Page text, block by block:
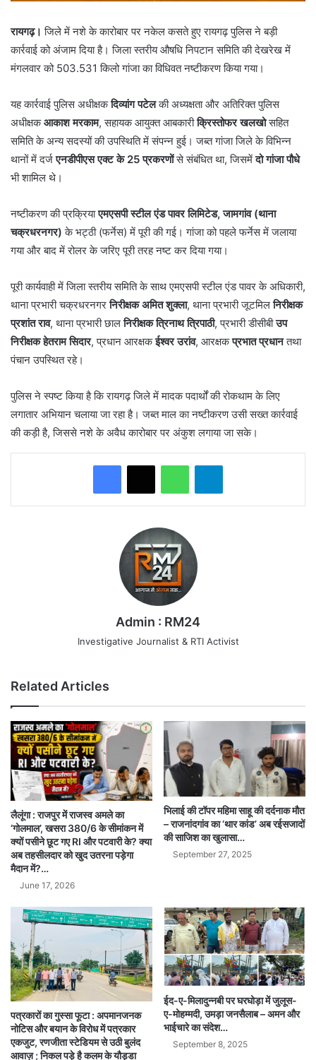
रायगढ़। जिले में नशे के कारोबार पर नकेल कसते हुए रायगढ़ पुलिस ने बड़ी
कार्रवाई को अंजाम दिया है। जिला स्तरीय औषधि निपटान समिति की देखरेख में
मंगलवार को 503.531 किलो गांजा का विधिवत नष्टीकरण किया गया।
यह कार्रवाई पुलिस अधीक्षकदिव्यांग पटेलकी अध्यक्षता और अतिरिक्त पुलिस
अधीक्षकआकाश मरकाम, सहायक आयुक्त आबकारीक्रिस्तोफर खलखोसहित
समिति के अन्य सदस्यों की उपस्थिति में संपन्न हुई। जब्त गांजा जिले के विभिन्न
थानों में दर्जएनडीपीएस एक्ट के 25 प्रकरणोंसे संबंधित था, जिसमेंदो गांजा पौधे
भी शामिल थे।
नष्टीकरण की प्रक्रियाएमएसपी स्टील एंड पावर लिमिटेड, जामगांव (थाना
चक्रधरनगर) के भट्ठी (फर्नेस) में पूरी की गई। गांजा को पहले फर्नेस में जलाया
गया और बाद में रोलर के जरिए पूरी तरह नष्ट कर दिया गया।
पूरी कार्यवाही में जिला स्तरीय समिति के साथ एमएसपी स्टील एंड पावर के अधिकारी,
थाना प्रभारी चक्रधरनगरनिरीक्षक अमित शुक्ला, थाना प्रभारी जूटमिलनिरीक्षक
प्रशांत राव, थाना प्रभारी छालनिरीक्षक त्रिनाथ त्रिपाठी, प्रभारी डीसीबीउप
निरीक्षक हेतराम सिदार, प्रधान आरक्षकईश्वर उरांव, आरक्षकप्रभात प्रधानतथा
पंचान उपस्थित रहे।
पुलिस ने स्पष्ट किया है कि रायगढ़ जिले में मादक पदार्थों की रोकथाम के लिए
लगातार अभियान चलाया जा रहा है। जब्त माल का नष्टीकरण उसी सख्त कार्रवाई
की कड़ी है, जिससे नशे के अवैध कारोबार पर अंकुश लगाया जा सके।
WhatsAppTelegram
Admin : RM24
Investigative Journalist & RTI Activist
Related Articles
लैलूंगा : राजपुर में राजस्व अमले का
‘गोलमाल’, खसरा 380/6 के सीमांकन में
क्यों पसीने छूट गए RI और पटवारी के? क्या
अब तहसीलदार को खुद उतरना पड़ेगा
मैदान में?…
June 17, 2026
भिलाई की टॉपर महिमा साहू की दर्दनाक मौत
– राजनांदगांव का ‘थार कांड’ अब रईसजादों
की साजिश का खुलासा…
September 27, 2025
पत्रकारों का गुस्सा फूटा : अपमानजनक
नोटिस और बयान के विरोध में पत्रकार
एकजुट, रणजीता स्टेडियम से उठी बुलंद
आवाज़ ; निकल पड़े है कलम के यौड्डा
ईद-ए-मिलादुन्नबी पर घरघोड़ा में जुलूस-
ए-मोहम्मदी, उमड़ा जनसैलाब – अमन और
भाईचारे का संदेश…
September 8, 2025